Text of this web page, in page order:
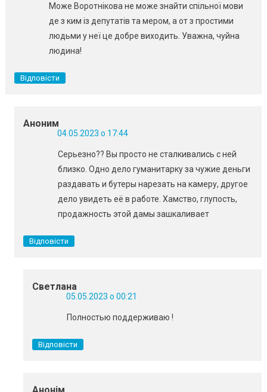
Може Воротнікова не може знайти спільної мови
де з ким із депутатів та мером, а от з простими
людьми у неї це добре виходить. Уважна, чуйна
людина!
Відповісти
Аноним
04.05.2023 о 17:44
Серьезно?? Вы просто не сталкивались с ней
близко. Одно дело гуманитарку за чужие деньги
раздавать и бутеры нарезать на камеру, другое
дело увидеть её в работе. Хамство, глупость,
продажность этой дамы зашкаливает
Відповісти
Светлана
05.05.2023 о 00:21
Полностью поддерживаю !
Відповісти
Анонім